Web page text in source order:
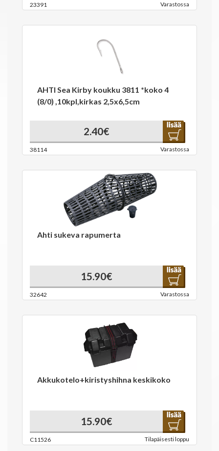
23391 Varastossa
AHTI Sea Kirby koukku 3811 *koko 4
(8/0) ,10kpl,kirkas 2,5x6,5cm
2.40€
38114 Varastossa
Ahti sukeva rapumerta
15.90€
32642 Varastossa
Akkukotelo+kiristyshihna keskikoko
15.90€
C11526 Tilapäisesti loppu